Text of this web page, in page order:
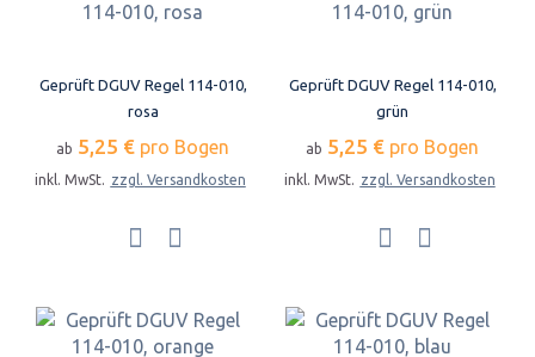
Geprüft DGUV Regel 114-010,
rosa
ab 5,25 € pro Bogen
inkl. MwSt. zzgl. Versandkosten
Geprüft DGUV Regel 114-010,
grün
ab 5,25 € pro Bogen
inkl. MwSt. zzgl. Versandkosten